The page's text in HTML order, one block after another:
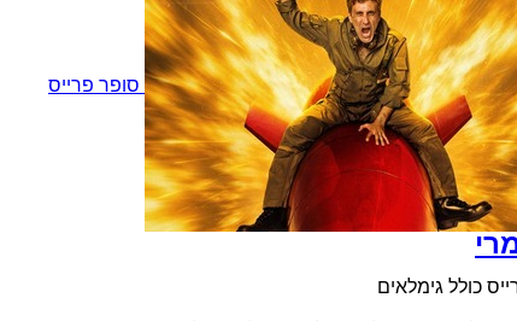
סופר פרייס
כולל גימלאים